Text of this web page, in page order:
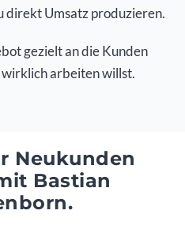
direkt Umsatz produzieren.
gezielt an die Kunden
arbeiten willst.
Neukunden
Bastian